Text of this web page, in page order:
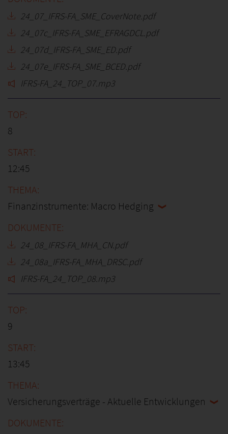
24_07_IFRS-FA_SME_CoverNote.pdf
24_07c_IFRS-FA_SME_EFRAGDCL.pdf
24_07d_IFRS-FA_SME_ED.pdf
24_07e_IFRS-FA_SME_BCED.pdf
IFRS-FA_24_TOP_07.mp3
8
12:45
Finanzinstrumente: Macro Hedging
24_08_IFRS-FA_MHA_CN.pdf
24_08a_IFRS-FA_MHA_DRSC.pdf
IFRS-FA_24_TOP_08.mp3
9
13:45
Versicherungsverträge - Aktuelle Entwicklungen